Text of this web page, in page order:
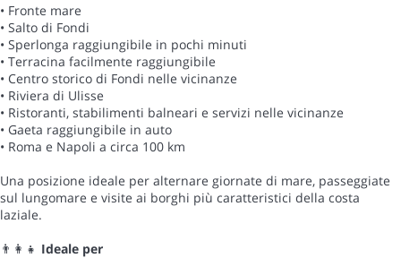
• Fronte mare
• Salto di Fondi
• Sperlonga raggiungibile in pochi minuti
• Terracina facilmente raggiungibile
• Centro storico di Fondi nelle vicinanze
• Riviera di Ulisse
• Ristoranti, stabilimenti balneari e servizi nelle vicinanze
• Gaeta raggiungibile in auto
• Roma e Napoli a circa 100 km
Una posizione ideale per alternare giornate di mare, passeggiate
sul lungomare e visite ai borghi più caratteristici della costa
laziale.
👨👩👧 Ideale per